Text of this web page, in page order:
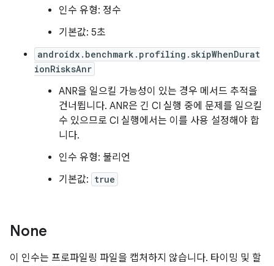
인수 유형: 정수
기본값: 5초
androidx.benchmark.profiling.skipWhenDurat
ionRisksAnr
ANR을 일으킬 가능성이 있는 경우 메서드 추적을
건너뜁니다. ANR은 긴 CI 실행 중에 문제를 일으킬
수 있으므로 CI 실행에서는 이를 사용 설정해야 합
니다.
인수 유형: 불리언
기본값: true
None
이 인수는 프로파일링 파일을 캡처하지 않습니다. 타이밍 및 할